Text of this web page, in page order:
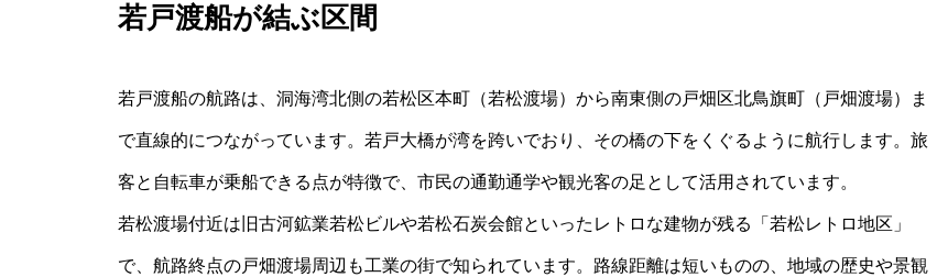
若戸渡船が結ぶ区間
若戸渡船の航路は、洞海湾北側の若松区本町（若松渡場）から南東側の戸畑区北鳥旗町（戸畑渡場）ま
で直線的につながっています。若戸大橋が湾を跨いでおり、その橋の下をくぐるように航行します。旅
客と自転車が乗船できる点が特徴で、市民の通勤通学や観光客の足として活用されています。
若松渡場付近は旧古河鉱業若松ビルや若松石炭会館といったレトロな建物が残る「若松レトロ地区」
で、航路終点の戸畑渡場周辺も工業の街で知られています。路線距離は短いものの、地域の歴史や景観